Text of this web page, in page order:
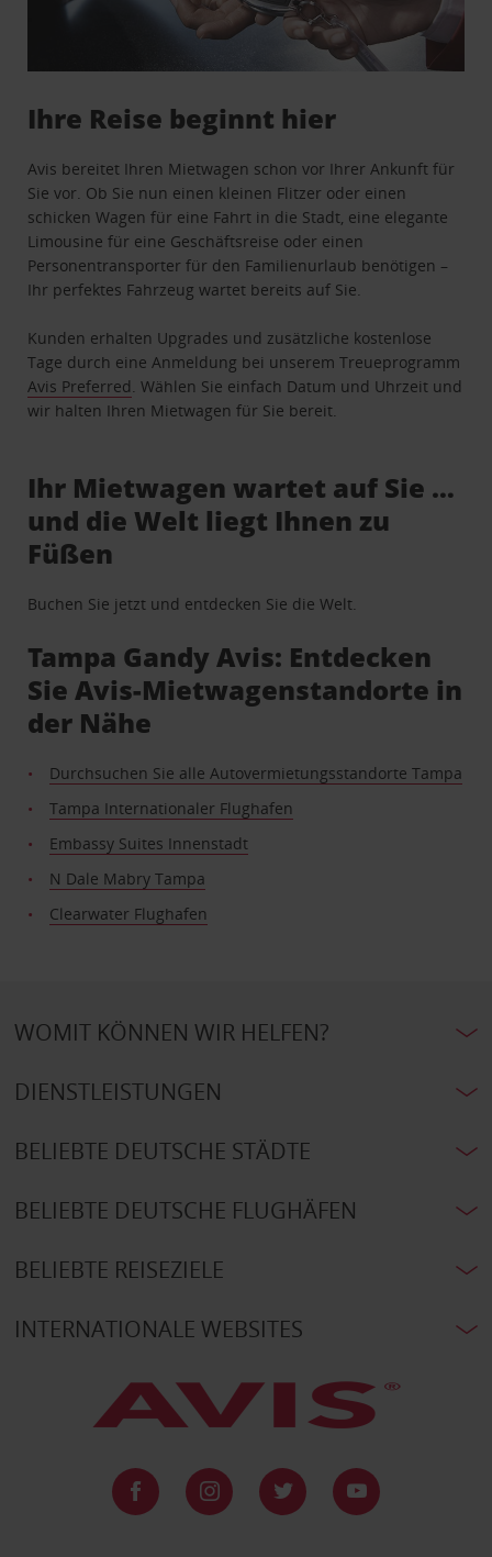
Ihre Reise beginnt hier
Avis bereitet Ihren Mietwagen schon vor Ihrer Ankunft für
Sie vor. Ob Sie nun einen kleinen Flitzer oder einen
schicken Wagen für eine Fahrt in die Stadt, eine elegante
Limousine für eine Geschäftsreise oder einen
Personentransporter für den Familienurlaub benötigen –
Ihr perfektes Fahrzeug wartet bereits auf Sie.
Kunden erhalten Upgrades und zusätzliche kostenlose
Tage durch eine Anmeldung bei unserem Treueprogramm
Avis Preferred . Wählen Sie einfach Datum und Uhrzeit und
wir halten Ihren Mietwagen für Sie bereit.
Ihr Mietwagen wartet auf Sie …
und die Welt liegt Ihnen zu
Füßen
Buchen Sie jetzt und entdecken Sie die Welt.
Tampa Gandy Avis: Entdecken
Sie Avis-Mietwagenstandorte in
der Nähe
Durchsuchen Sie alle Autovermietungsstandorte Tampa
Tampa Internationaler Flughafen
Embassy Suites Innenstadt
N Dale Mabry Tampa
Clearwater Flughafen
WOMIT KÖNNEN WIR HELFEN?
DIENSTLEISTUNGEN
BELIEBTE DEUTSCHE STÄDTE
BELIEBTE DEUTSCHE FLUGHÄFEN
BELIEBTE REISEZIELE
INTERNATIONALE WEBSITES